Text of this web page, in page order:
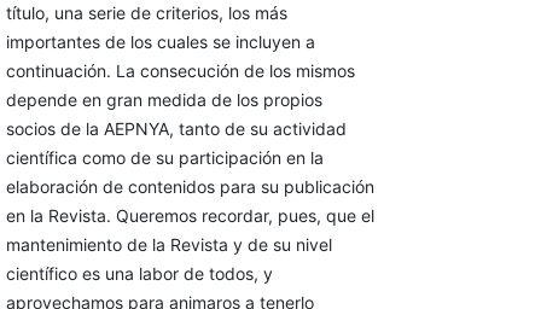
título, una serie de criterios, los más
importantes de los cuales se incluyen a
continuación. La consecución de los mismos
depende en gran medida de los propios
socios de la AEPNYA, tanto de su actividad
científica como de su participación en la
elaboración de contenidos para su publicación
en la Revista. Queremos recordar, pues, que el
mantenimiento de la Revista y de su nivel
científico es una labor de todos, y
aprovechamos para animaros a tenerlo